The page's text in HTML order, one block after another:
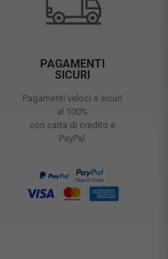
PAGAMENTI
SICURI
Pagamenti veloci e sicuri
al 100%
con carta di credito e
PayPal